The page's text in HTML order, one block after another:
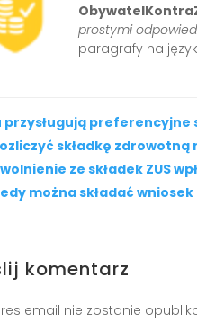
prostymi
paragrafy na
przysługują preferencyjne
składkę zdrowotną
ze składek ZUS
można składać wniosek
komentarz
email nie zostanie